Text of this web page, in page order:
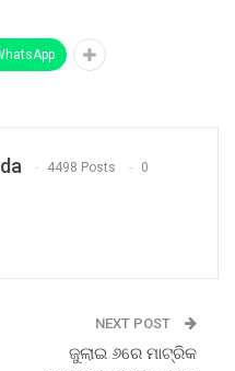
4498 Posts 0
NEXT POST
ଜୁଲାଇ ୬ରେ ମାଟ୍ରିକ